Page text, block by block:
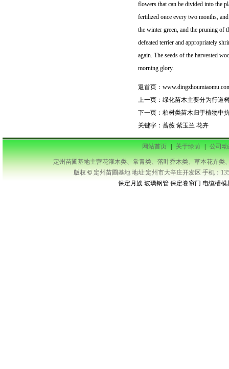
flowers that can be divided into the
fertilized once every two months,
the winter green, and the pruning of
defeated terrier and appropriately
again. The seeds of the harvested
morning glory.
返首页：
上一页： 绿化苗木主要分为行道
下一页： 柏树类苗木归于植物中
关键字： 蔷薇 紫玉兰 花卉
网站首页 | 关于绿荫 | 公司
定州苗圃基地主营花灌木类、常青类、落叶乔木类、草本花卉类
版权© 定州苗圃基地 地址:定州市大辛庄开发区 手机：
保定月嫂 玻璃钢管 保定卷帘门 电缆槽模